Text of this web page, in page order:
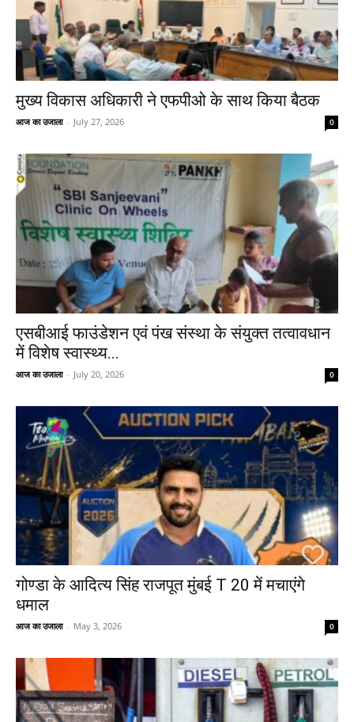
मुख्य विकास अधिकारी ने एफपीओ के साथ किया बैठक
आज का उजाला - July 27, 2026 0
एसबीआई फाउंडेशन एवं पंख संस्था के संयुक्त तत्वावधान
में विशेष स्वास्थ्य...
आज का उजाला - July 20, 2026 0
गोण्डा के आदित्य सिंह राजपूत मुंबई T 20 में मचाएंगे
धमाल
आज का उजाला - May 3, 2026 0